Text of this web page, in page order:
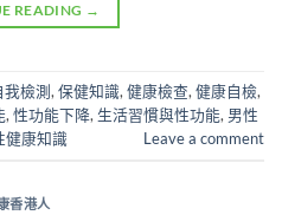
READING →
我檢測,保健知識,健康檢查,健康自檢,
,性功能下降,生活習慣與性功能, 男性
健康知識 Leave a comment
香港人